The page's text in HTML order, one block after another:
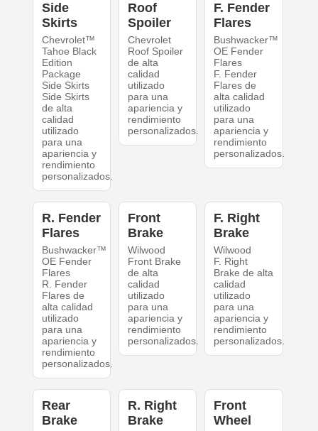
Side
Skirts
Chevrolet™
Tahoe Black
Edition
Package
Side Skirts
Side Skirts
de alta
calidad
utilizado
para una
apariencia y
rendimiento
personalizados.
Roof
Spoiler
Chevrolet
Roof Spoiler
de alta
calidad
utilizado
para una
apariencia y
rendimiento
personalizados.
F. Fender
Flares
Bushwacker™
OE Fender
Flares
F. Fender
Flares de
alta calidad
utilizado
para una
apariencia y
rendimiento
personalizados.
R. Fender
Flares
Bushwacker™
OE Fender
Flares
R. Fender
Flares de
alta calidad
utilizado
para una
apariencia y
rendimiento
personalizados.
Front
Brake
Wilwood
Front Brake
de alta
calidad
utilizado
para una
apariencia y
rendimiento
personalizados.
F. Right
Brake
Wilwood
F. Right
Brake de alta
calidad
utilizado
para una
apariencia y
rendimiento
personalizados.
Rear
Brake
R. Right
Brake
Front
Wheel